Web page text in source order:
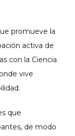
promueve la
activa de
con la Ciencia
vive
que
de modo